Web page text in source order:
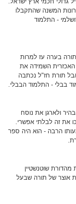
המשנה שהתקבלו
- התלמוד
בערה עז למרות
השמידה את
תורת חז"ל נכתבה
בבלי - התלמוד הבבלי.
150 שנה לעצב, להבהיר ולארגן את נוסח
את זה לבלתי אפשרי.
הרבה - הוא היה ספר
שוטנשטיין
אוצר של תורה שבעל